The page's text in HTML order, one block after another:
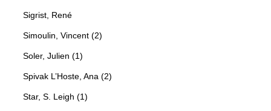
Sigrist, René
Simoulin, Vincent (2)
Soler, Julien (1)
Spivak L’Hoste, Ana (2)
Star, S. Leigh (1)